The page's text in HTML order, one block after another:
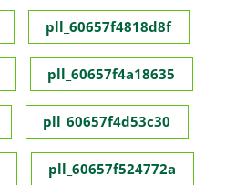
pll_60657f4818d8f
pll_60657f4a18635
pll_60657f4d53c30
pll_60657f524772a